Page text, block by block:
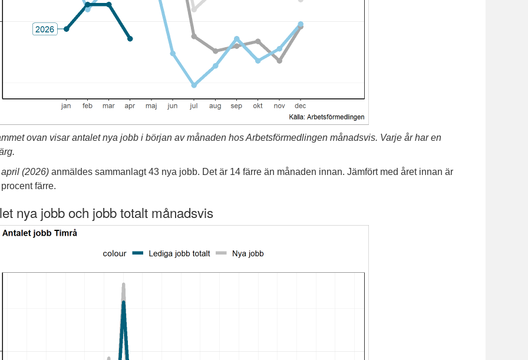
ovan visar antalet nya jobb i början av månaden hos Arbetsförmedlingen månadsvis. Varje år har en
april (2026) anmäldes sammanlagt 43 nya jobb. Det är 14 färre än månaden innan. Jämfört med året innan är
färre.
nya jobb och jobb totalt månadsvis